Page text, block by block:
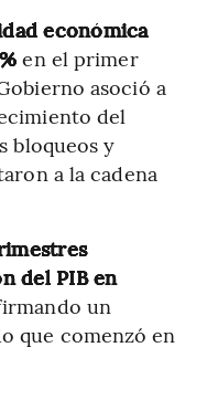
económica
en el primer
asoció a
del
bloqueos y
a la cadena
del PIB en
un
que comenzó en